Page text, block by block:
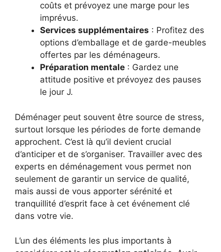
coûts et prévoyez une marge pour les
imprévus.
Services supplémentaires : Profitez des
options d’emballage et de garde-meubles
offertes par les déménageurs.
Préparation mentale : Gardez une
attitude positive et prévoyez des pauses
le jour J.
Déménager peut souvent être source de stress,
surtout lorsque les périodes de forte demande
approchent. C’est là qu’il devient crucial
d’anticiper et de s’organiser. Travailler avec des
experts en déménagement vous permet non
seulement de garantir un service de qualité,
mais aussi de vous apporter sérénité et
tranquillité d’esprit face à cet événement clé
dans votre vie.
L’un des éléments les plus importants à